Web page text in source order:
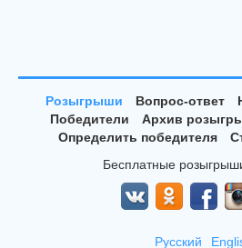
Розыгрыши Вопрос-ответ
Победители
Архив
Определить победителя
Бесплатные
Русский